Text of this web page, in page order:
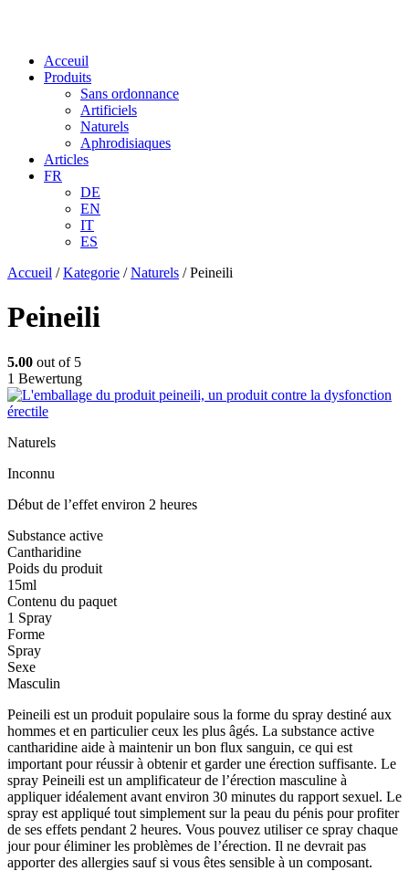
Acceuil
Produits
Sans ordonnance
Artificiels
Naturels
Aphrodisiaques
Articles
FR
DE
EN
IT
ES
Accueil /Kategorie /Naturels / Peineili
Peineili
5.00 out of 5
1 Bewertung
Naturels
Inconnu
Début de l’effet environ 2 heures
Substance active
Cantharidine
Poids du produit
15ml
Contenu du paquet
1 Spray
Forme
Spray
Sexe
Masculin
Peineili est un produit populaire sous la forme du spray destiné aux
hommes et en particulier ceux les plus âgés. La substance active
cantharidine aide à maintenir un bon flux sanguin, ce qui est
important pour réussir à obtenir et garder une érection suffisante. Le
spray Peineili est un amplificateur de l’érection masculine à
appliquer idéalement avant environ 30 minutes du rapport sexuel. Le
spray est appliqué tout simplement sur la peau du pénis pour profiter
de ses effets pendant 2 heures. Vous pouvez utiliser ce spray chaque
jour pour éliminer les problèmes de l’érection. Il ne devrait pas
apporter des allergies sauf si vous êtes sensible à un composant.